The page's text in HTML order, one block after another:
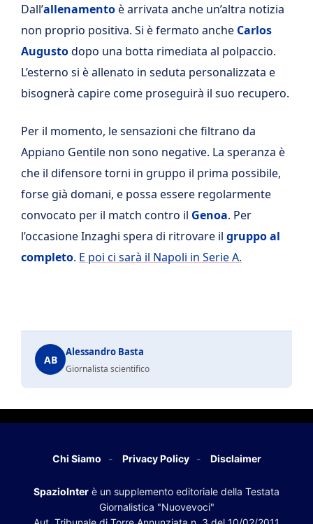
Dall’allenamentoè arrivata anche un’altra notizia
non proprio positiva. Si è fermato anche Carlos
Augustodopo una botta rimediata al polpaccio.
L’esterno si è allenato in seduta personalizzata e
bisognerà capire come proseguirà il suo recupero.
Per il momento, le sensazioni che filtrano da
Appiano Gentile non sono negative. La speranza è
che il difensore torni in gruppo il prima possibile,
forse già domani, e possa essere regolarmente
convocato per il match contro il Genoa. Per
l’occasione Inzaghi spera di ritrovare il gruppo al
completo. E poi ci sarà il Napoli in Serie A.
AB
Alessandro Basta
Giornalista scientifico
Chi Siamo Privacy Policy Disclaimer
SpazioInter è un supplemento editoriale della Testata
Giornalistica "Nuovevoci"